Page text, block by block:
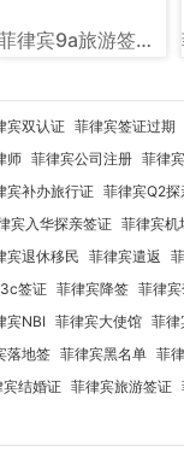
菲律宾9a旅游签样式图片
宾双认证 菲律宾签证过期
师 菲律宾公司注册 菲律
宾补办旅行证 菲律宾Q2探
宾入华探亲签证 菲律宾机
宾退休移民 菲律宾遣返
签证 菲律宾降签 菲律宾
宾NBI 菲律宾大使馆 菲律
落地签 菲律宾黑名单 菲
宾结婚证 菲律宾旅游签证